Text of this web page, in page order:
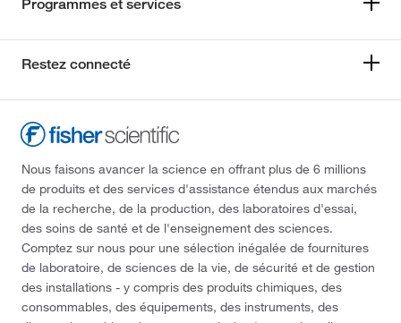
Programmes et services
Restez connecté
Nous faisons avancer la science en offrant plus de 6 millions
de produits et des services d'assistance étendus aux marchés
de la recherche, de la production, des laboratoires d'essai,
des soins de santé et de l'enseignement des sciences.
Comptez sur nous pour une sélection inégalée de fournitures
de laboratoire, de sciences de la vie, de sécurité et de gestion
des installations - y compris des produits chimiques, des
consommables, des équipements, des instruments, des